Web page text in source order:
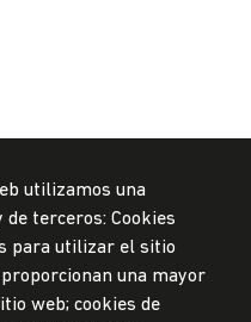
utilizamos una
de terceros: Cookies
para utilizar el sitio
una mayor
web; cookies de